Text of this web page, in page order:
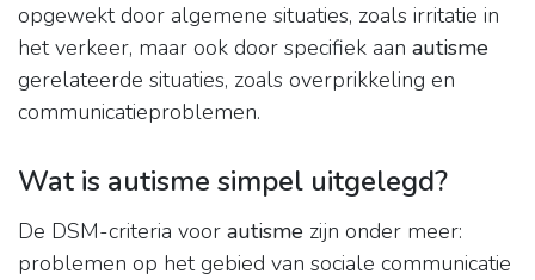
opgewekt door algemene situaties, zoals irritatie in
het verkeer, maar ook door specifiek aan autisme
gerelateerde situaties, zoals overprikkeling en
communicatieproblemen.
Wat is autisme simpel uitgelegd?
De DSM-criteria voor autisme zijn onder meer:
problemen op het gebied van sociale communicatie